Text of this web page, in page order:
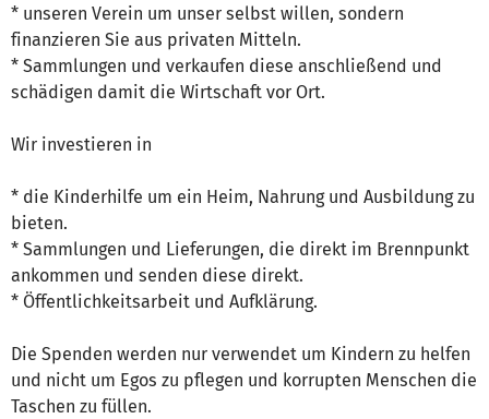
* unseren Verein um unser selbst willen, sondern
finanzieren Sie aus privaten Mitteln.
* Sammlungen und verkaufen diese anschließend und
schädigen damit die Wirtschaft vor Ort.
Wir investieren in
* die Kinderhilfe um ein Heim, Nahrung und Ausbildung zu
bieten.
* Sammlungen und Lieferungen, die direkt im Brennpunkt
ankommen und senden diese direkt.
* Öffentlichkeitsarbeit und Aufklärung.
Die Spenden werden nur verwendet um Kindern zu helfen
und nicht um Egos zu pflegen und korrupten Menschen die
Taschen zu füllen.